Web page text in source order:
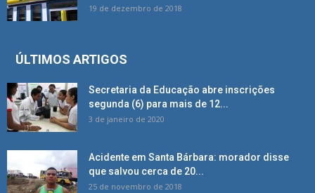
19 de dezembro de 2018
ÚLTIMOS ARTIGOS
Secretaria da Educação abre inscrições
segunda (6) para mais de 12...
3 de janeiro de 2020
Acidente em Santa Bárbara: morador disse
que salvou cerca de 20...
25 de novembro de 2018